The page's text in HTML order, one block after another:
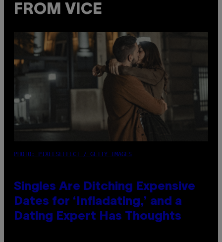
FROM VICE
PHOTO: PIXELSEFFECT / GETTY IMAGES
Singles Are Ditching Expensive
Dates for ‘Infladating,’ and a
Dating Expert Has Thoughts